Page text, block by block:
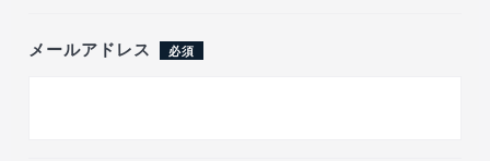
メールアドレス 必須